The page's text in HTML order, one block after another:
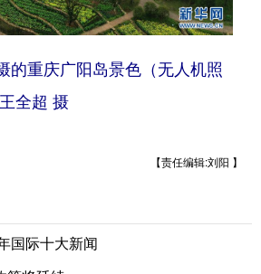
的重庆广阳岛景色（无人机照
全超 摄
【责任编辑:刘阳 】
国际十大新闻